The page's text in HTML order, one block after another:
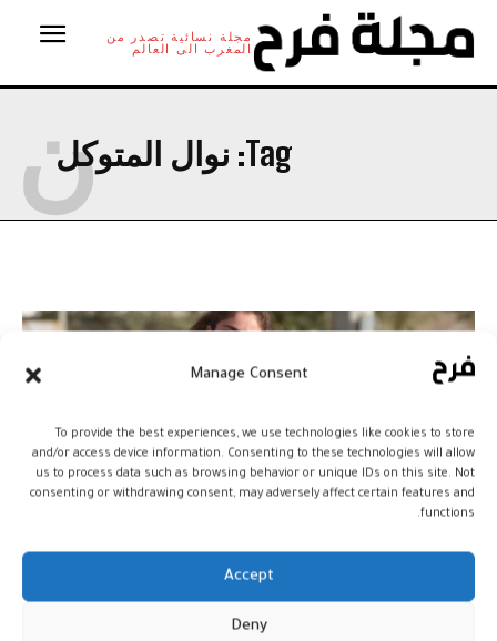
Manage Consent
To provide the best experiences, we use technologies like cookies to store
and/or access device information. Consenting to these technologies will allow
us to process data such as browsing behavior or unique IDs on this site. Not
consenting or withdrawing consent, may adversely affect certain features and
functions.
Accept
Deny
مجلة نسائية تصدر من
المغرب الى العالم
Tag: نوال المتوكل
ن
بعض وجوه الرياضة النسائية في